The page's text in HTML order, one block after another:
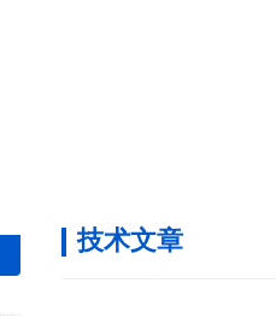
技术文章